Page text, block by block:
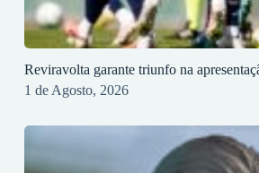
Reviravolta garante triunfo na
1 de Agosto, 2026